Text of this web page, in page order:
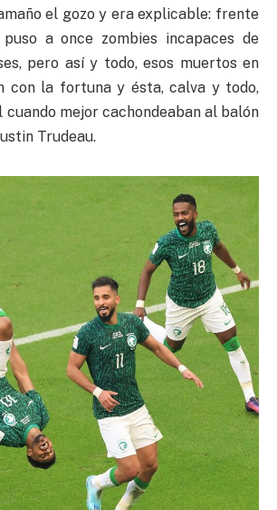
el gozo y era explicable: frente
a once zombies incapaces de
pero así y todo, esos muertos en
con la fortuna y ésta, calva y todo,
cuando mejor cachondeaban al balón
Trudeau.